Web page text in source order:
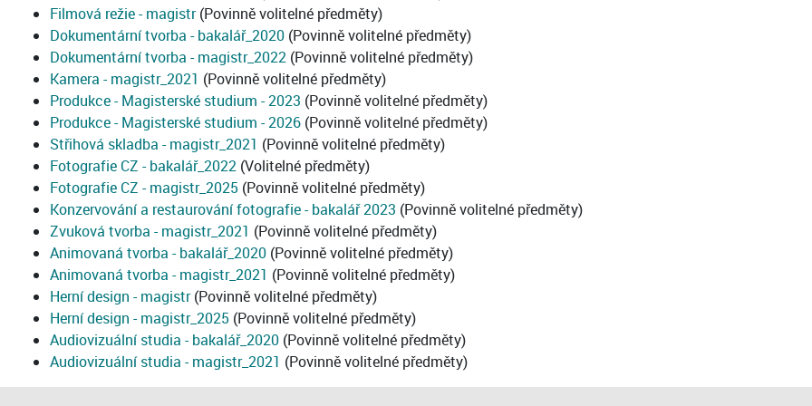
Filmová režie - magistr(Povinně volitelné předměty)
Dokumentární tvorba - bakalář_2020 (Povinně volitelné předměty)
Dokumentární tvorba - magistr_2022 (Povinně volitelné předměty)
Kamera - magistr_2021 (Povinně volitelné předměty)
Produkce - Magisterské studium - 2023 (Povinně volitelné předměty)
Produkce - Magisterské studium - 2026 (Povinně volitelné předměty)
Střihová skladba - magistr_2021 (Povinně volitelné předměty)
Fotografie CZ - bakalář_2022 (Volitelné předměty)
Fotografie CZ - magistr_2025 (Povinně volitelné předměty)
Konzervování a restaurování fotografie - bakalář 2023 (Povinně volitelné předměty)
Zvuková tvorba - magistr_2021 (Povinně volitelné předměty)
Animovaná tvorba - bakalář_2020 (Povinně volitelné předměty)
Animovaná tvorba - magistr_2021 (Povinně volitelné předměty)
Herní design - magistr(Povinně volitelné předměty)
Herní design - magistr_2025 (Povinně volitelné předměty)
Audiovizuální studia - bakalář_2020 (Povinně volitelné předměty)
Audiovizuální studia - magistr_2021 (Povinně volitelné předměty)